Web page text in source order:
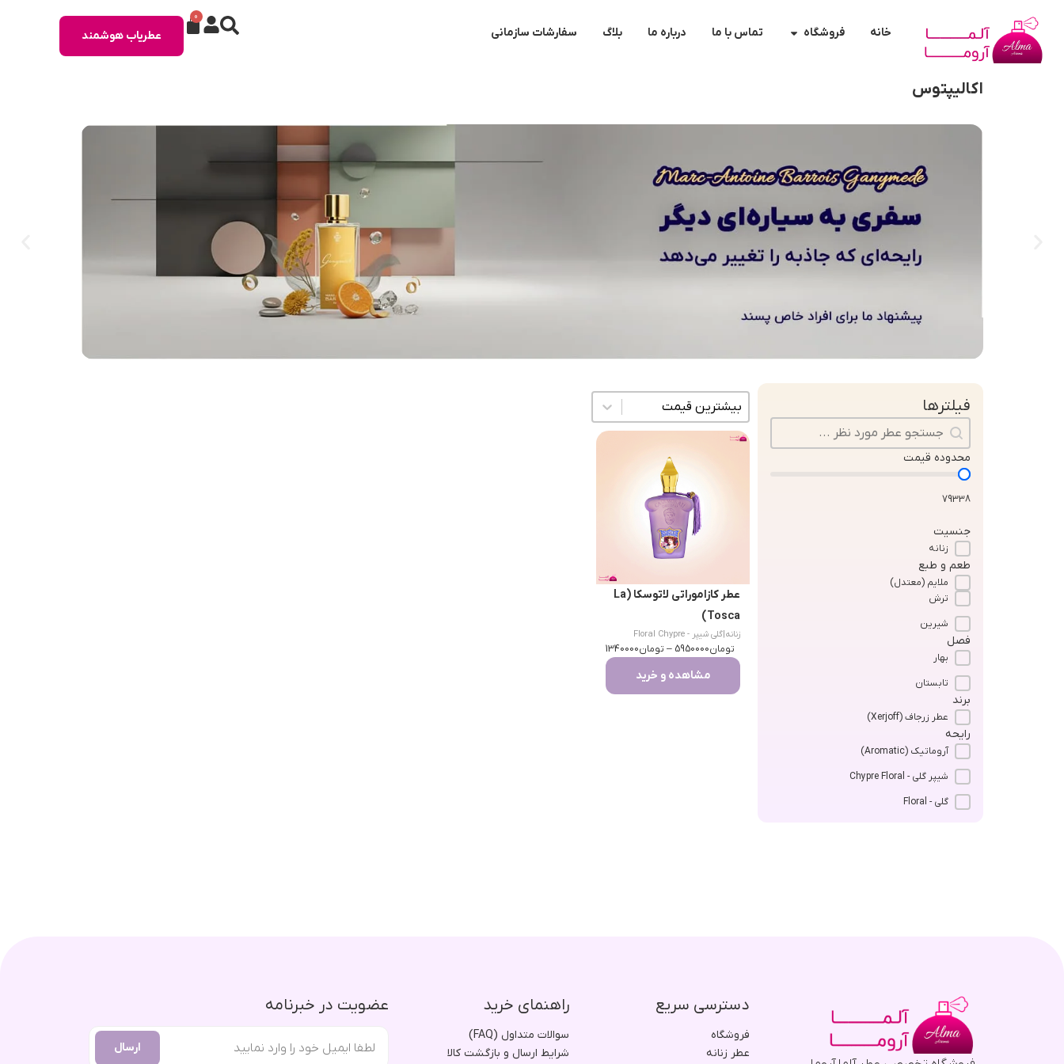
خانه فروشگاه تماس با ما درباره ما بلاگ سفارشات سازمانی
0
عطریاب هوشمند
اکالیپتوس
فیلترها
جستجو در محتوا
محدوده قیمت
79338
جنسیت
زنانه
طعم و طبع
ملایم (معتدل)
ترش
شیرین
فصل
بهار
تابستان
برند
عطر زرجاف (Xerjoff)
رایحه
آروماتیک (Aromatic)
شیپر گلی - Chypre Floral
گلی - Floral
مرتب سازی محتوا
عطر کازاموراتی لاتوسکا (La
Tosca)
زنانه گلی شیپر - Floral Chypre
تومان5950000
– تومان1340000
مشاهده و خرید
دسترسی سریع
فروشگاه
عطر زنانه
راهنمای خرید
سوالات متداول (FAQ)
شرایط ارسال و بازگشت کالا
عضویت در خبرنامه
ارسال